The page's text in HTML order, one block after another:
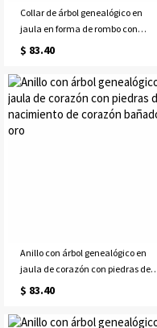
Collar de árbol genealógico en
jaula en forma de rombo con
piedra de nacimiento en oro rosa
$ 83.40
Anillo con árbol genealógico en
jaula de corazón con piedras de
nacimiento de corazón bañado en
$ 83.40